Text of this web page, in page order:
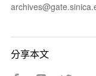
分享本文